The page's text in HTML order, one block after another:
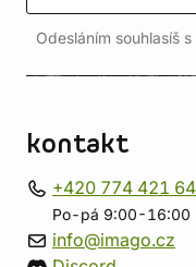
Odesláním souhlasíš
kontakt
+420 774 421
Po-pá 9:00-16:00
info@imago.cz